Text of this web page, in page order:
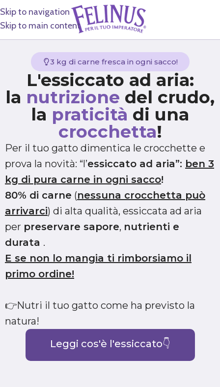
Skip to navigation
Skip to main content
3 kg di carne fresca in ogni sacco!
L'essiccato ad aria:
la nutrizione del crudo,
la praticità di una
crocchetta!
Per il tuo gatto dimentica le crocchette e
prova la novità: “l’essiccato ad aria”: ben 3
kg di pura carne in ogni sacco!
80% di carne (nessuna crocchetta può
arrivarci) di alta qualità, essiccata ad aria
per preservare sapore, nutrienti e
durata .
E se non lo mangia ti rimborsiamo il
primo ordine!
👉Nutri il tuo gatto come ha previsto la
natura!
Leggi cos'è l'essiccato👇